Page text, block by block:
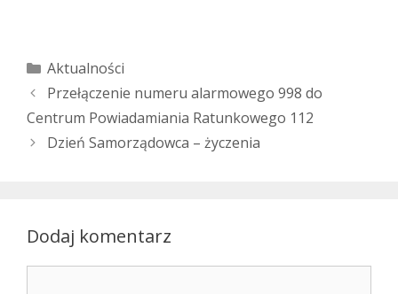
Kategorie
Aktualności
Przełączenie numeru alarmowego 998 do
Centrum Powiadamiania Ratunkowego 112
Dzień Samorządowca – życzenia
Dodaj komentarz